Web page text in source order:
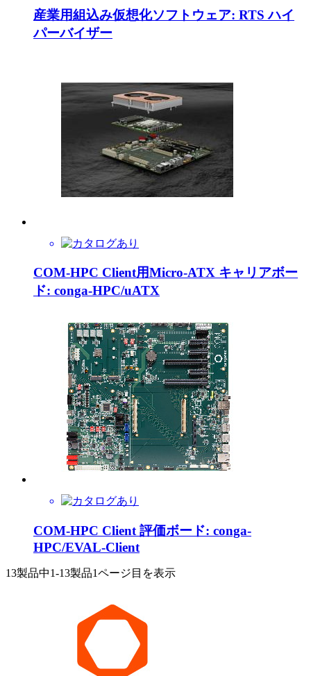
産業用組込み仮想化ソフトウェア: RTS ハイ
パーバイザー
COM-HPC Client用Micro-ATX キャリアボー
ド: conga-HPC/uATX
COM-HPC Client 評価ボード: conga-
HPC/EVAL-Client
13製品中1-13製品1ページ目を表示